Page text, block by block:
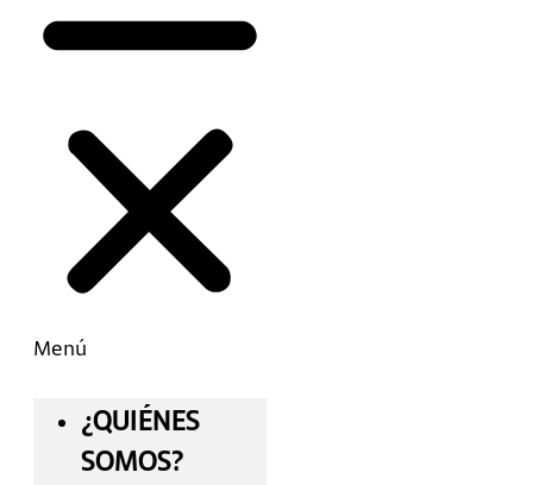
Menú
¿QUIÉNES
SOMOS?